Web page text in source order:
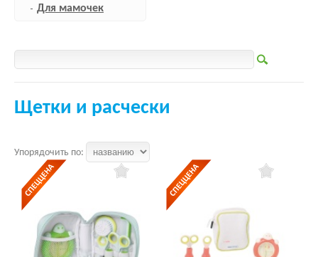
Для мамочек
Щетки и расчески
Упорядочить по: